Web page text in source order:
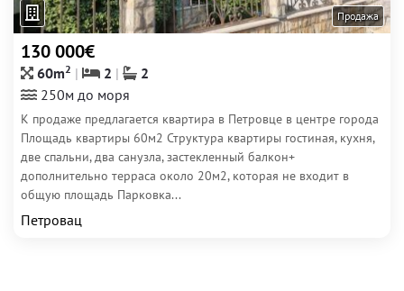
Продажа
130 000€
60m2 2
2
250м до моря
К продаже предлагается квартира в Петровце в центре города
Площадь квартиры 60м2 Структура квартиры гостиная, кухня,
две спальни, два санузла, застекленный балкон+
дополнительно терраса около 20м2, которая не входит в
общую площадь Парковка...
Петровац